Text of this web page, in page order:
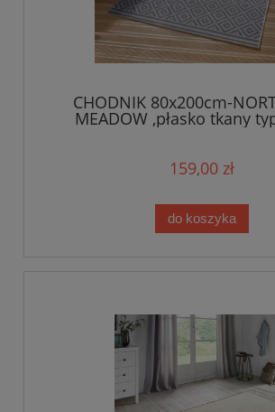
CHODNIK 80x200cm-
MEADOW ,płasko tkany
sznurkowy kremowo
159,00 zł
do koszyka